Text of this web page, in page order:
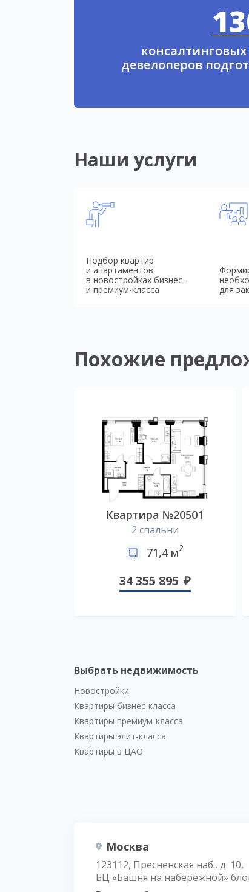
девелоперов
Наши услуги
Подбор квартир
и апартаментов
в новостройках бизнес-
и премиум-класса
для
Похожие
Квартира №20501
2 спальни
71,4 м2
34 355 895
Выбрать недвижимость
Новостройки
Квартиры бизнес-класса
Квартиры премиум-класса
Квартиры элит-класса
Квартиры в ЦАО
Москва
123112, Пресненская наб., д. 10,
БЦ «Башня на набережной»